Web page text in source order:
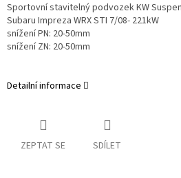
Sportovní stavitelný podvozek KW
Subaru Impreza WRX STI 7/08- 221kW
snížení PN: 20-50mm
snížení ZN: 20-50mm
Detailní informace
ZEPTAT SE SDÍLET